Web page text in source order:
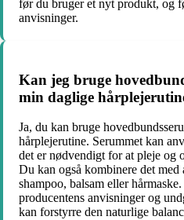
før du bruger et nyt produkt, og
anvisninger.
Kan jeg bruge
min daglige
Ja, du kan bruge
hårplejerutine. Serummet kan
det er nødvendigt for at pleje og
Du kan også kombinere det
shampoo, balsam eller
producentens anvisninger og
kan forstyrre den naturlige